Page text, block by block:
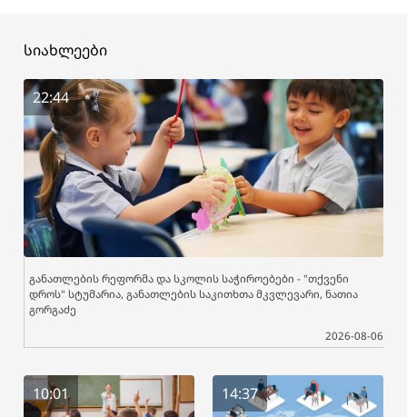
სიახლეები
22:44
განათლების რეფორმა და სკოლის საჭიროებები - "თქვენი
დროს" სტუმარია, განათლების საკითხთა მკვლევარი, ნათია
გორგაძე
2026-08-06
10:01 14:37